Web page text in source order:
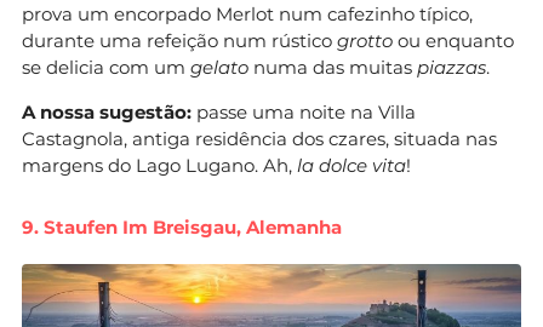
prova um encorpado Merlot num cafezinho típico,
durante uma refeição num rústico grotto ou enquanto
se delicia com um gelato numa das muitas piazzas.
A nossa sugestão: passe uma noite na Villa
Castagnola, antiga residência dos czares, situada nas
margens do Lago Lugano. Ah, la dolce vita!
9. Staufen Im Breisgau, Alemanha